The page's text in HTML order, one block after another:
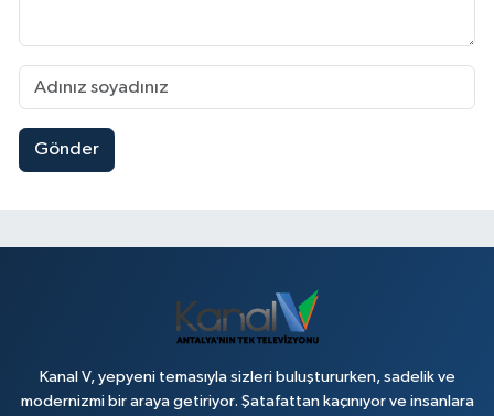
Gönder
Kanal V, yepyeni temasıyla sizleri buluştururken, sadelik ve
modernizmi bir araya getiriyor. Şatafattan kaçınıyor ve insanlara